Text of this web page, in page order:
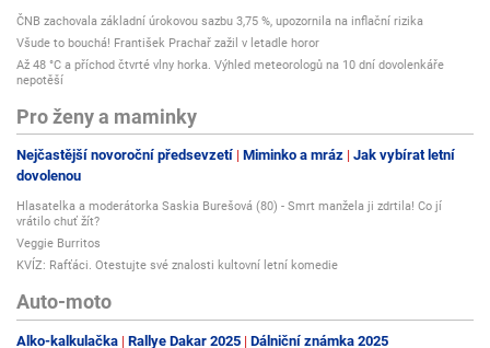
ČNB zachovala základní úrokovou sazbu 3,75 %, upozornila na inflační rizika
Všude to bouchá! František Prachař zažil v letadle horor
Až 48 °C a příchod čtvrté vlny horka. Výhled meteorologů na 10 dní dovolenkáře
nepotěší
Pro ženy a maminky
Nejčastější novoroční předsevzetí Miminko a mráz Jak vybírat letní
dovolenou
Hlasatelka a moderátorka Saskia Burešová (80) - Smrt manžela ji zdrtila! Co jí
vrátilo chuť žít?
Veggie Burritos
KVÍZ: Rafťáci. Otestujte své znalosti kultovní letní komedie
Auto-moto
Alko-kalkulačka Rallye Dakar 2025 Dálniční známka 2025